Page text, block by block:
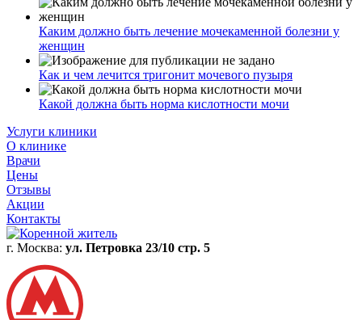
Каким должно быть лечение мочекаменной болезни у
женщин
Как и чем лечится тригонит мочевого пузыря
Какой должна быть норма кислотности мочи
Услуги клиники
О клинике
Врачи
Цены
Отзывы
Акции
Контакты
г. Москва: ул. Петровка 23/10 стр. 5